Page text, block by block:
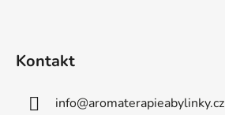
Kontakt
info@aromaterapieabylinky.cz